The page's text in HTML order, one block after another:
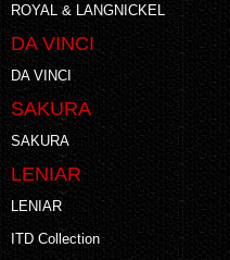
ROYAL & LANGNICKEL
DA VINCI
DA VINCI
SAKURA
SAKURA
LENIAR
LENIAR
ITD Collection